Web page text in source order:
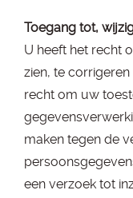
Toegang tot,
U heeft het recht
zien, te
recht om uw
maken tegen de
een verzoek tot